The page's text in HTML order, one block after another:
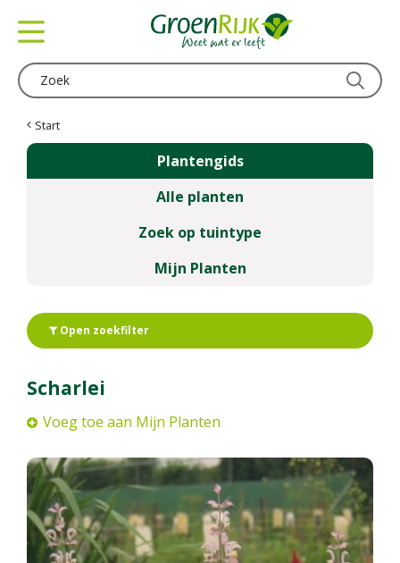
Start
Plantengids
Alle planten
Zoek op tuintype
Mijn Planten
Open zoekfilter
Scharlei
Voeg toe aan Mijn Planten